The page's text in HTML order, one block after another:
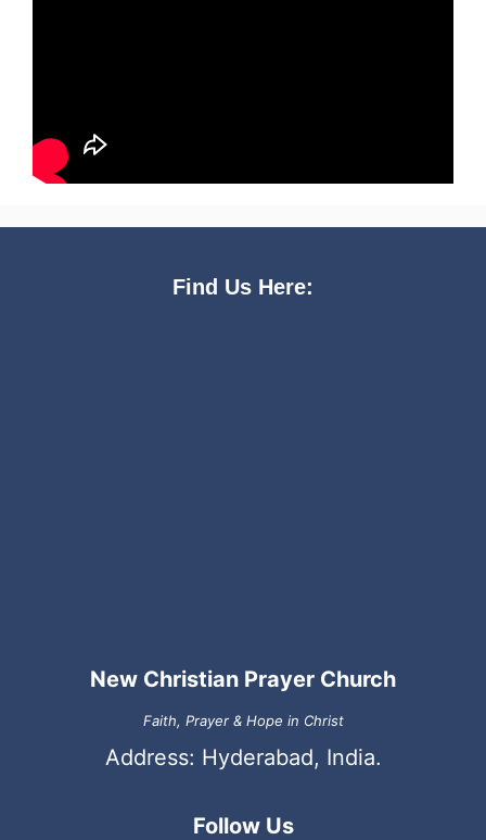
Find Us Here:
New Christian Prayer Church
Faith, Prayer & Hope in Christ
Address: Hyderabad, India.
Follow Us